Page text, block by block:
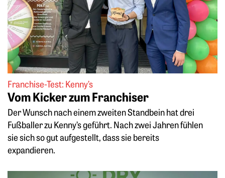
Franchise-Test: Kenny’s
Vom Kicker zum Franchiser
Der Wunsch nach einem zweiten Standbein hat drei
Fußballer zu Kenny’s geführt. Nach zwei Jahren fühlen
sie sich so gut aufgestellt, dass sie bereits
expandieren.